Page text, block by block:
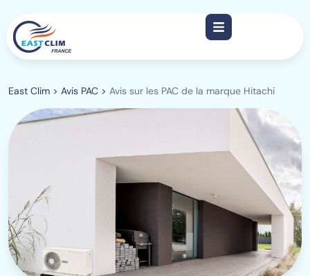
East Clim > Avis PAC > Avis sur les PAC de la marque Hitachi